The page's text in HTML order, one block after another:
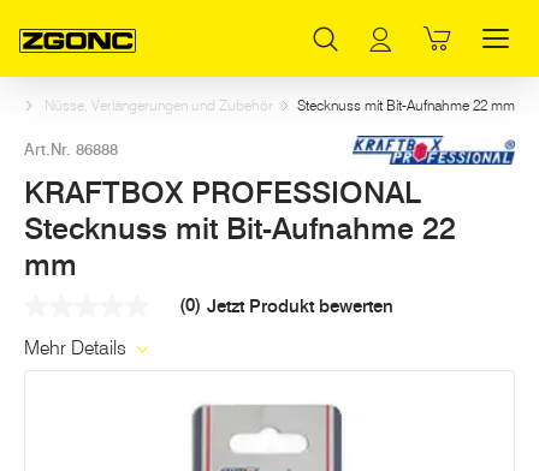
Nüsse, Verlängerungen und Zubehör Stecknuss mit Bit-Aufnahme 22 mm
Art.Nr. 86888
KRAFTBOX PROFESSIONAL
Stecknuss mit Bit-Aufnahme 22
mm
Link
(0) Jetzt Produkt bewerten
Mehr Details